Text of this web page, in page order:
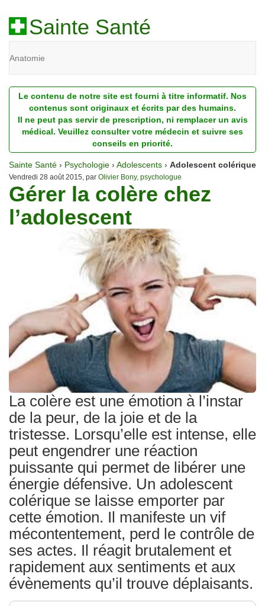
Sainte Santé
Anatomie
Diagnostic
Dossiers
Homéopathie
Nutrition
Pathologie
Psychologie
Le contenu de notre site est fourni à titre informatif. Nos
contenus sont originaux et écrits par des humains.
Il ne peut pas servir de prescription, ni remplacer un avis
médical. Veuillez consulter votre médecin et suivre ses
conseils en priorité.
Sainte Santé › Psychologie › Adolescents › Adolescent colérique
Vendredi 28 août 2015, par Olivier Bony, psychologue
Gérer la colère chez
l’adolescent
La colère est une émotion à l’instar
de la peur, de la joie et de la
tristesse. Lorsqu’elle est intense, elle
peut engendrer une réaction
puissante qui permet de libérer une
énergie défensive. Un adolescent
colérique se laisse emporter par
cette émotion. Il manifeste un vif
mécontentement, perd le contrôle de
ses actes. Il réagit brutalement et
rapidement aux sentiments et aux
évènements qu’il trouve déplaisants.